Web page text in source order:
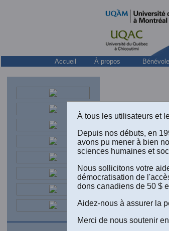
Accueil À propos
À tous les utilisateurs et
Depuis nos débuts, en
avons pu mener à bien
sciences humaines et
Nous sollicitons votre
démocratisation de
dons canadiens de 50 $
Aidez-nous à assurer la
Merci de nous soutenir